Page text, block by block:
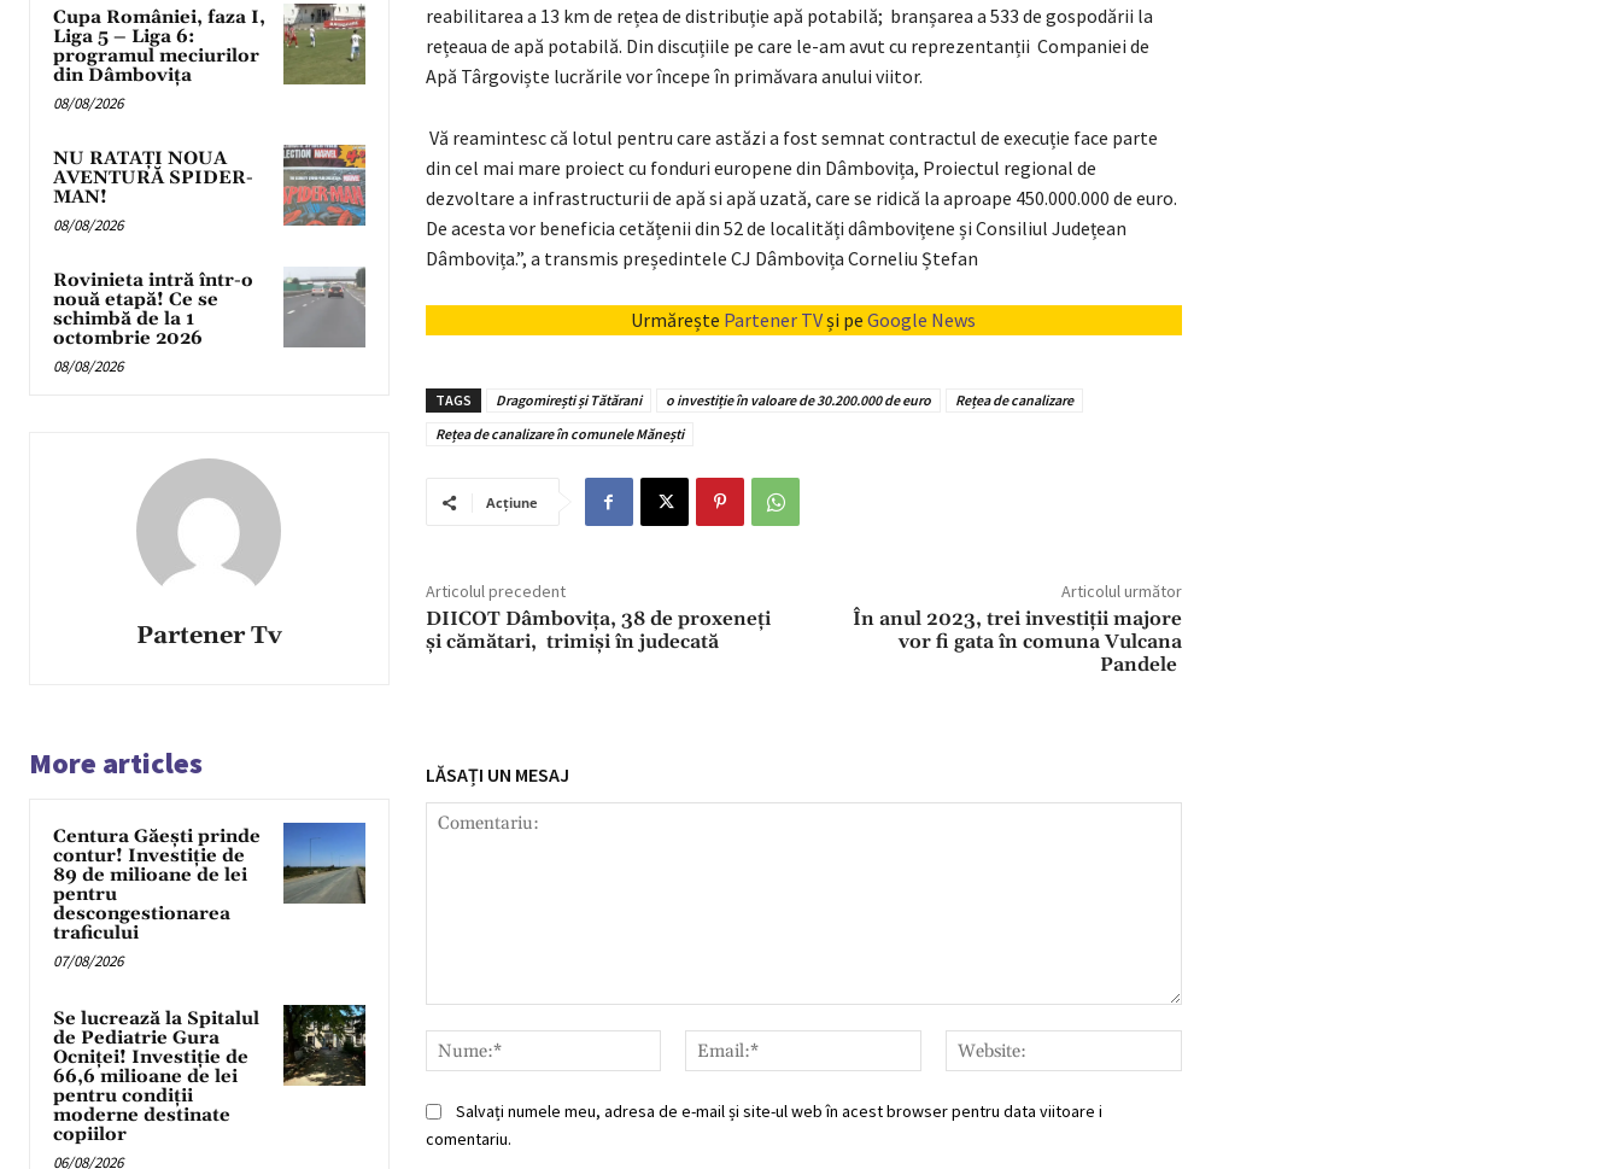
Cupa României, faza I,
Liga 5 – Liga 6:
programul meciurilor
din Dâmbovița
08/08/2026
NU RATAȚI NOUA
AVENTURĂ SPIDER-
MAN!
08/08/2026
Rovinieta intră într-o
nouă etapă! Ce se
schimbă de la 1
octombrie 2026
08/08/2026
Partener Tv
reabilitarea a 13 km de rețea de distribuție apă potabilă; branșarea a 533 de gospodării la
rețeaua de apă potabilă. Din discuțiile pe care le-am avut cu reprezentanții Companiei de
Apă Târgoviște lucrările vor începe în primăvara anului viitor.
Vă reamintesc că lotul pentru care astăzi a fost semnat contractul de execuție face parte
din cel mai mare proiect cu fonduri europene din Dâmbovița, Proiectul regional de
dezvoltare a infrastructurii de apă si apă uzată, care se ridică la aproape 450.000.000 de euro.
De acesta vor beneficia cetățenii din 52 de localități dâmbovițene și Consiliul Județean
Dâmbovița.”, a transmis președintele CJ Dâmbovița Corneliu Ștefan
Urmărește Partener TVși peGoogle News
TAGS Dragomirești și Tătărani o investiție în valoare de 30.200.000 de euro
Rețea de canalizare
Rețea de canalizare în comunele Mănești
Acțiune
Articolul precedent
DIICOT Dâmbovița, 38 de proxeneți
și cămătari, trimiși în judecată
Articolul următor
În anul 2023, trei investiții majore
vor fi gata în comuna Vulcana
Pandele
More articles
Centura Găești prinde
contur! Investiție de
89 de milioane de lei
pentru
descongestionarea
traficului
07/08/2026
Se lucrează la Spitalul
de Pediatrie Gura
Ocniței! Investiție de
66,6 milioane de lei
pentru condiții
moderne destinate
copiilor
06/08/2026
LĂSAȚI UN MESAJ
Nume:*
Email:*
Salvați numele meu, adresa de e-mail și site-ul web în acest browser pentru data viitoare i
comentariu.